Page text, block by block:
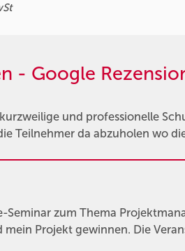
- Google
und professionelle
Teilnehmer da abzuholen wo
Seminar zum Thema
mein Projekt gewinnen. Die